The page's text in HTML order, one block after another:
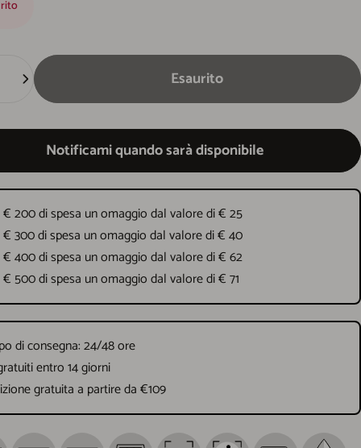
Esaurito
Notificami quando sarà disponibile
200 di spesa un omaggio dal valore di € 25
300 di spesa un omaggio dal valore di € 40
400 di spesa un omaggio dal valore di € 62
500 di spesa un omaggio dal valore di € 71
di consegna: 24/48 ore
entro 14 giorni
gratuita a partire da €109